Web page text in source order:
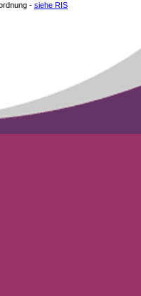
- siehe RIS